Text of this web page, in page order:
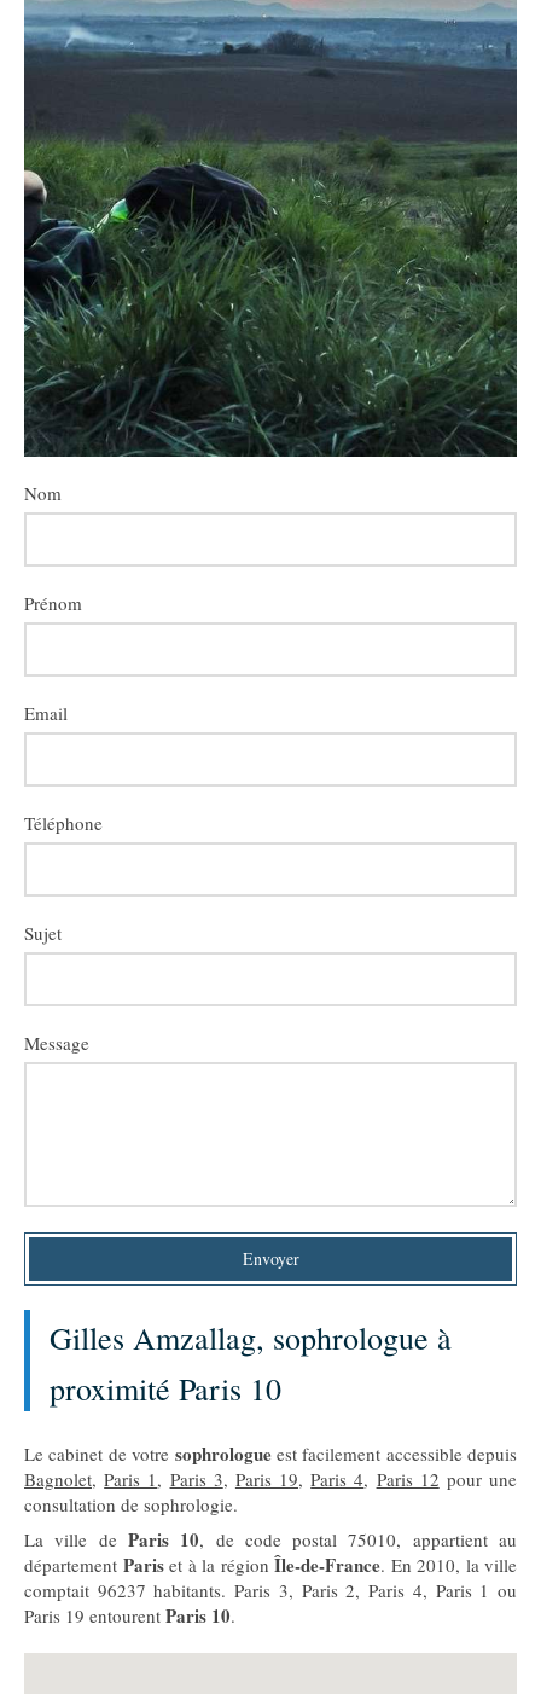
Nom
Prénom
Email
Téléphone
Sujet
Message
Envoyer
Gilles Amzallag, sophrologue à
proximité Paris 10
Le cabinet de votre sophrologueest facilement accessible depuis
Bagnolet,Paris 1 , Paris 3, Paris 19,Paris 4, Paris 12 pour une
consultation de sophrologie.
La ville de Paris 10, de code postal 75010, appartient au
département Pariset à la région Île-de-France. En 2010, la ville
comptait 96237 habitants. Paris 3, Paris 2, Paris 4, Paris 1 ou
Paris 19 entourent Paris 10.